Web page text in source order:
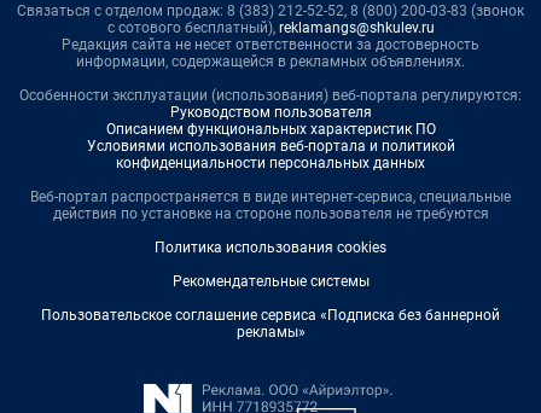
Связаться с отделом продаж: 8 (383) 212-52-52, 8 (800) 200-03-83 (звонок
с сотового бесплатный), reklamangs@shkulev.ru
Редакция сайта не несет ответственности за достоверность
информации, содержащейся в рекламных объявлениях.
Особенности эксплуатации (использования) веб-портала регулируются:
Руководством пользователя
Описанием функциональных характеристик ПО
Условиями использования веб-портала и политикой
конфиденциальности персональных данных
Веб-портал распространяется в виде интернет-сервиса, специальные
действия по установке на стороне пользователя не требуются
Политика использования cookies
Рекомендательные системы
Пользовательское соглашение сервиса «Подписка без баннерной
рекламы»